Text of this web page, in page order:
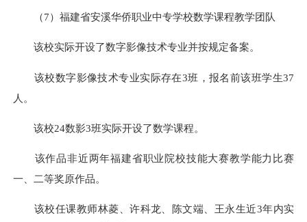
（7）福建省安溪华侨职业中专学校数学课程教学团队
该校实际开设了数字影像技术专业并按规定备案。
该校数字影像技术专业实际存在3班，报名前该班学生37
人。
该校24数影3班实际开设了数学课程。
该作品非近两年福建省职业院校技能大赛教学能力比赛
一、二等奖原作品。
该校任课教师林菱、许科龙、陈文端、王永生近3年内实